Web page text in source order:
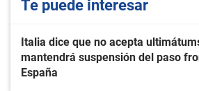
Te puede interesar
Italia dice que no acepta
mantendrá suspensión del paso
España